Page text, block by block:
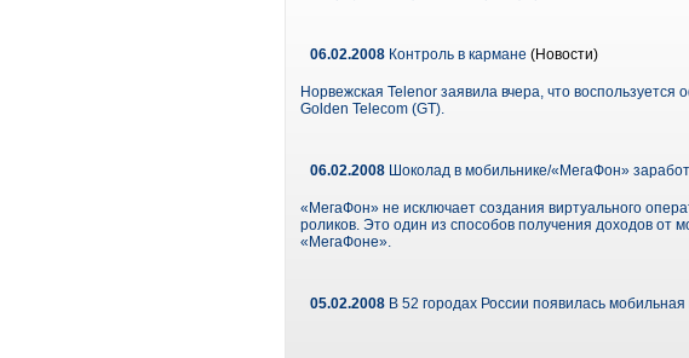
06.02.2008 Контроль в кармане (Новости)
Норвежская Telenor заявила вчера, что
Golden Telecom (GT).
06.02.2008 Шоколад в мобильнике/«МегаФон»
«МегаФон» не исключает создания виртуального
роликов. Это один из способов получения доходов от
«МегаФоне».
05.02.2008 В 52 городах России появилась